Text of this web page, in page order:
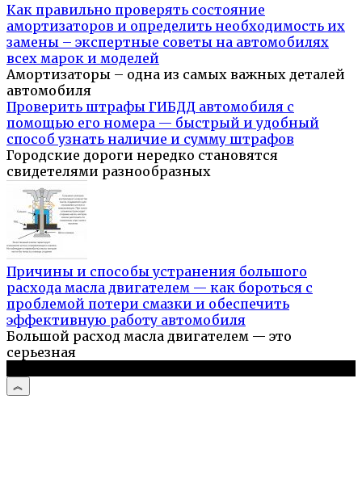
Как правильно проверять состояние
амортизаторов и определить необходимость их
замены – экспертные советы на автомобилях
всех марок и моделей
Амортизаторы – одна из самых важных деталей
автомобиля
Проверить штрафы ГИБДД автомобиля с
помощью его номера — быстрый и удобный
способ узнать наличие и сумму штрафов
Городские дороги нередко становятся
свидетелями разнообразных
Причины и способы устранения большого
расхода масла двигателем — как бороться с
проблемой потери смазки и обеспечить
эффективную работу автомобиля
Большой расход масла двигателем — это
серьезная